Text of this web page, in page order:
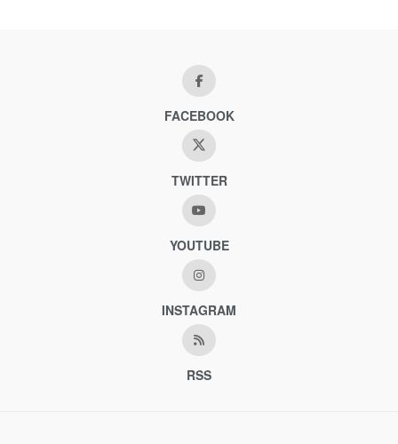
FACEBOOK
TWITTER
YOUTUBE
INSTAGRAM
RSS